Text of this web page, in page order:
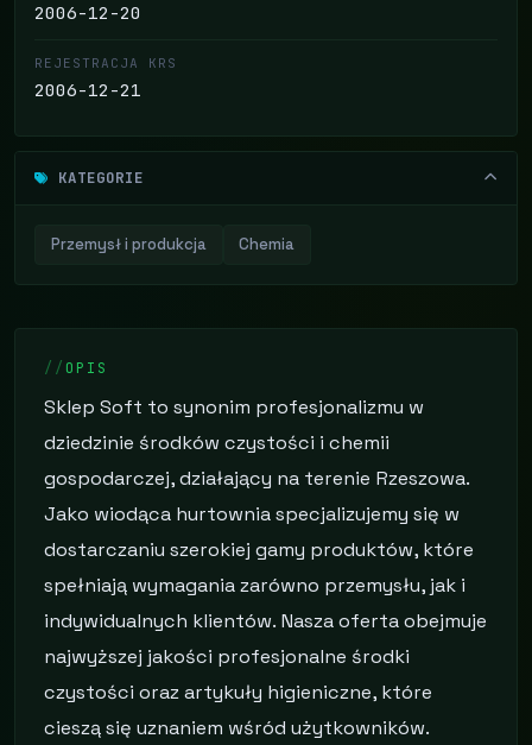
2006-12-20
REJESTRACJA KRS
2006-12-21
KATEGORIE
Przemysł i produkcja Chemia
OPIS
Sklep Soft to synonim profesjonalizmu w
dziedzinie środków czystości i chemii
gospodarczej, działający na terenie Rzeszowa.
Jako wiodąca hurtownia specjalizujemy się w
dostarczaniu szerokiej gamy produktów, które
spełniają wymagania zarówno przemysłu, jak i
indywidualnych klientów. Nasza oferta obejmuje
najwyższej jakości profesjonalne środki
czystości oraz artykuły higieniczne, które
cieszą się uznaniem wśród użytkowników.